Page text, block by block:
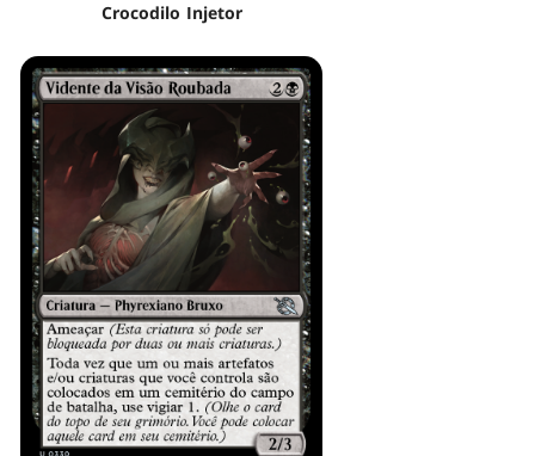
Crocodilo Injetor